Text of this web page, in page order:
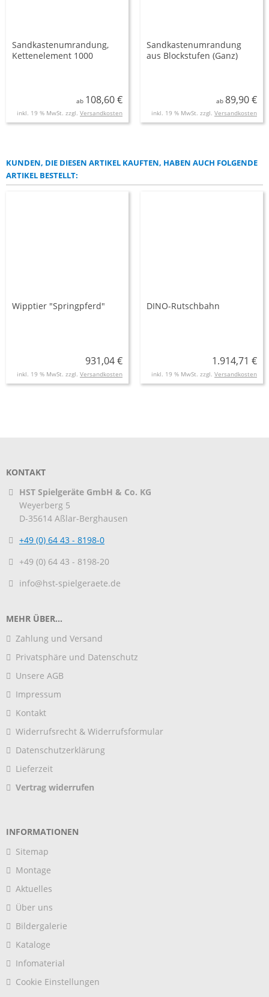
Sandkastenumrandung,
Kettenelement 1000
ab 108,60 €
inkl. 19 % MwSt. zzgl. Versandkosten
Sandkastenumrandung
aus Blockstufen (Ganz)
ab 89,90 €
inkl. 19 % MwSt. zzgl. Versandkosten
KUNDEN, DIE DIESEN ARTIKEL KAUFTEN, HABEN AUCH FOLGENDE
ARTIKEL BESTELLT:
Wipptier "Springpferd"
931,04 €
inkl. 19 % MwSt. zzgl. Versandkosten
DINO-Rutschbahn
1.914,71 €
inkl. 19 % MwSt. zzgl. Versandkosten
KONTAKT
HST Spielgeräte GmbH & Co. KG
Weyerberg 5
D-35614 Aßlar-Berghausen
+49 (0) 64 43 - 8198-0
+49 (0) 64 43 - 8198-20
info@hst-spielgeraete.de
MEHR ÜBER...
Zahlung und Versand
Privatsphäre und Datenschutz
Unsere AGB
Impressum
Kontakt
Widerrufsrecht & Widerrufsformular
Datenschutzerklärung
Lieferzeit
Vertrag widerrufen
INFORMATIONEN
Sitemap
Montage
Aktuelles
Über uns
Bildergalerie
Kataloge
Infomaterial
Cookie Einstellungen